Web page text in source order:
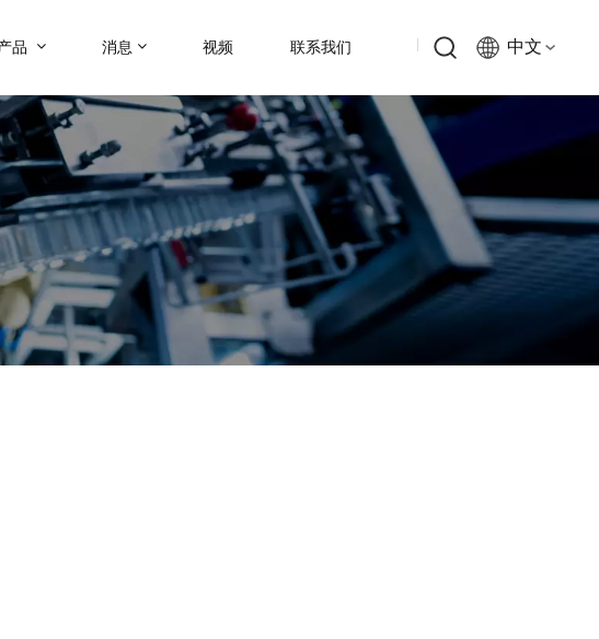
品 消息 视频 联系我们 中文
English
Русский
Español
中文